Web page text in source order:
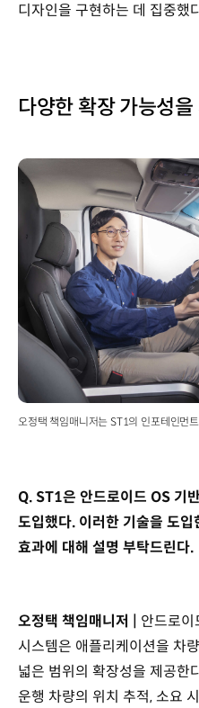
디자인을 구현하는 데 집중했
다양한 확장 가능성
오정택 책임매니저는 ST1의 인포테인먼
Q. ST1은 안드로이드 OS 기
도입했다. 이러한 기술을 도입
효과에 대해 설명 부탁드린다.
오정택 책임매니저 | 안드로이
시스템은 애플리케이션을 차
넓은 범위의 확장성을 제공한
운행 차량의 위치 추적, 소요